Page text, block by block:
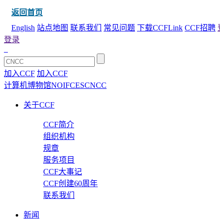
返回首页
English 站点地图 联系我们 常见问题 下载CCFLink CCF招聘
登录
加入CCF 加入CCF
计算机博物馆NOIFCESCNCC
关于CCF
CCF简介
组织机构
规章
服务项目
CCF大事记
CCF创建60周年
联系我们
新闻